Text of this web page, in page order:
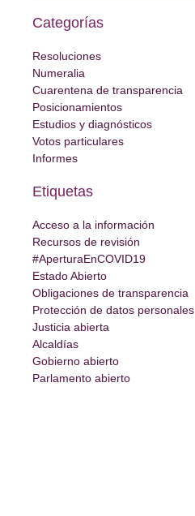
Categorías
Resoluciones
Numeralia
Cuarentena de transparencia
Posicionamientos
Estudios y diagnósticos
Votos particulares
Informes
Etiquetas
Acceso a la información
Recursos de revisión
#AperturaEnCOVID19
Estado Abierto
Obligaciones de transparencia
Protección de datos personales
Justicia abierta
Alcaldías
Gobierno abierto
Parlamento abierto